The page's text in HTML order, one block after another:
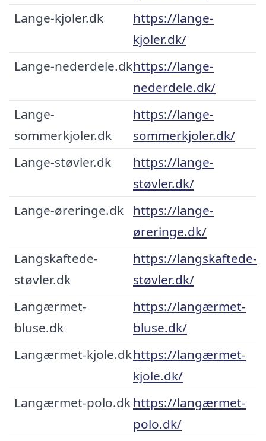
Lange-kjoler.dk
https://lange-
kjoler.dk/
Lange-nederdele.dkhttps://lange-
nederdele.dk/
Lange-
sommerkjoler.dk
https://lange-
sommerkjoler.dk/
Lange-støvler.dk
https://lange-
støvler.dk/
Lange-øreringe.dk
https://lange-
øreringe.dk/
Langskaftede-
støvler.dk
https://langskaftede-
støvler.dk/
Langærmet-
bluse.dk
https://langærmet-
bluse.dk/
Langærmet-kjole.dkhttps://langærmet-
kjole.dk/
Langærmet-polo.dkhttps://langærmet-
polo.dk/